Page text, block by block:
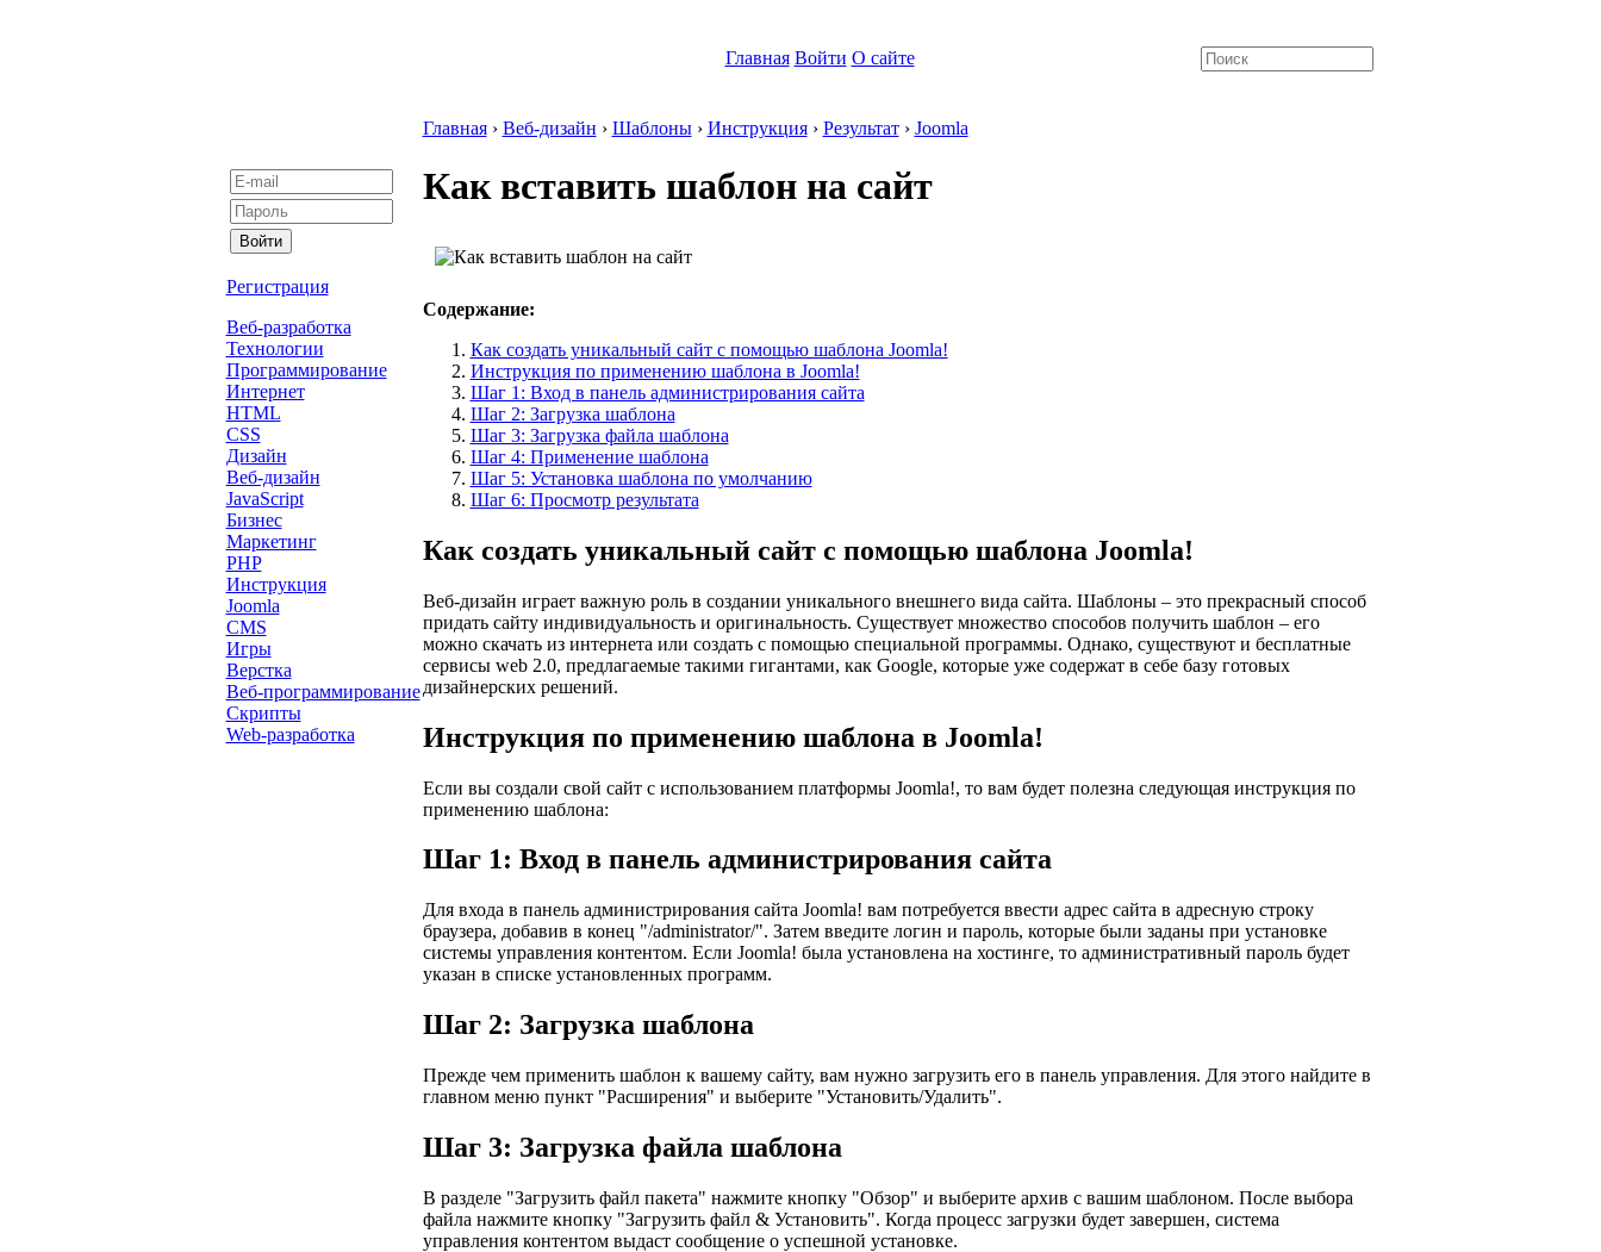
Главная Войти О сайте
Регистрация
Веб-разработка
Технологии
Программирование
Интернет
HTML
CSS
Дизайн
Веб-дизайн
JavaScript
Бизнес
Маркетинг
PHP
Инструкция
Joomla
CMS
Игры
Верстка
Веб-программирование
Скрипты
Web-разработка
Главная› Веб-дизайн › Шаблоны› Инструкция› Результат› Joomla
Как вставить шаблон на сайт
Содержание:
Как создать уникальный сайт с помощью шаблона Joomla!
Инструкция по применению шаблона в Joomla!
Шаг 1: Вход в панель администрирования сайта
Шаг 2: Загрузка шаблона
Шаг 3: Загрузка файла шаблона
Шаг 4: Применение шаблона
Шаг 5: Установка шаблона по умолчанию
Шаг 6: Просмотр результата
Как создать уникальный сайт с помощью шаблона Joomla!
Веб-дизайн играет важную роль в создании уникального внешнего вида сайта. Шаблоны – это прекрасный способ
придать сайту индивидуальность и оригинальность. Существует множество способов получить шаблон – его
можно скачать из интернета или создать с помощью специальной программы. Однако, существуют и бесплатные
сервисы web 2.0, предлагаемые такими гигантами, как Google, которые уже содержат в себе базу готовых
дизайнерских решений.
Инструкция по применению шаблона в Joomla!
Если вы создали свой сайт с использованием платформы Joomla!, то вам будет полезна следующая инструкция по
применению шаблона:
Шаг 1: Вход в панель администрирования сайта
Для входа в панель администрирования сайта Joomla! вам потребуется ввести адрес сайта в адресную строку
браузера, добавив в конец "/administrator/". Затем введите логин и пароль, которые были заданы при установке
системы управления контентом. Если Joomla! была установлена на хостинге, то административный пароль будет
указан в списке установленных программ.
Шаг 2: Загрузка шаблона
Прежде чем применить шаблон к вашему сайту, вам нужно загрузить его в панель управления. Для этого найдите в
главном меню пункт "Расширения" и выберите "Установить/Удалить".
Шаг 3: Загрузка файла шаблона
В разделе "Загрузить файл пакета" нажмите кнопку "Обзор" и выберите архив с вашим шаблоном. После выбора
файла нажмите кнопку "Загрузить файл & Установить". Когда процесс загрузки будет завершен, система
управления контентом выдаст сообщение о успешной установке.